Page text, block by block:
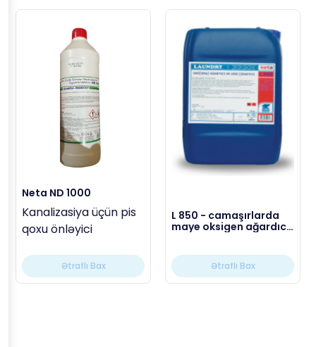
Neta ND 1000
Kanalizasiya üçün pis
qoxu önləyici
Ətraflı Bax
L 850 - camaşırlarda
maye oksigen ağardıcı,
Ətraflı Bax